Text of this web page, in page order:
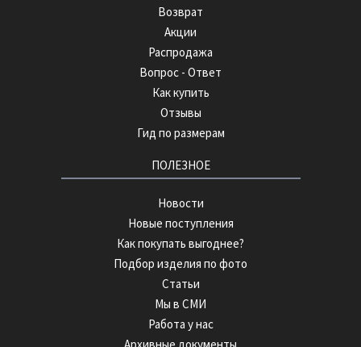
Возврат
Акции
Распродажа
Вопрос - Ответ
Как купить
Отзывы
Гид по размерам
ПОЛЕЗНОЕ
Новости
Новые поступления
Как покупать выгоднее?
Подбор изделия по фото
Статьи
Мы в СМИ
Работа у нас